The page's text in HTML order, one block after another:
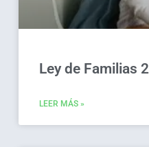
Ley de Familias
LEER MÁS »